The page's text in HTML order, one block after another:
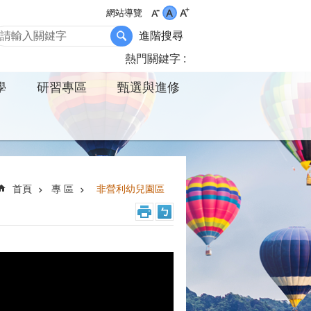
網站導覽
進階搜尋
熱門關鍵字
研習專區 甄選與進修
首頁 專 區 非營利幼兒園區